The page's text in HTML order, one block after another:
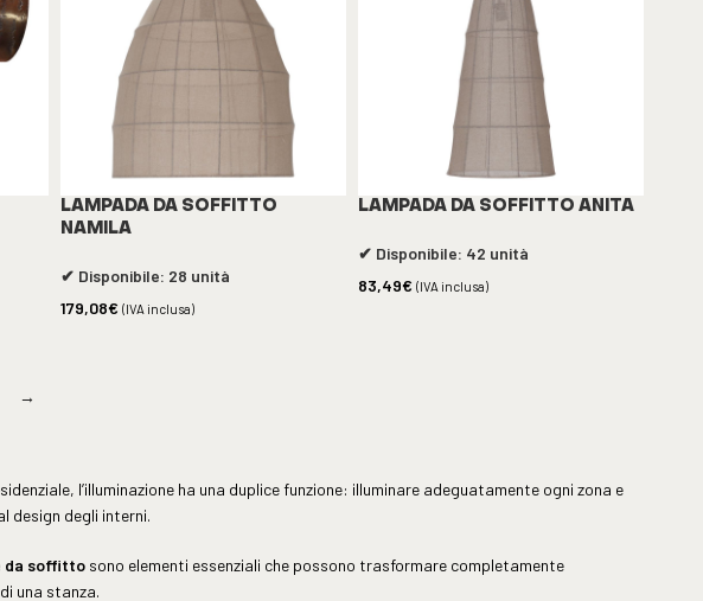
LAMPADA DA SOFFITTO
NAMILA
✔ Disponibile: 28 unità
179,08€ (IVA inclusa)
LAMPADA DA SOFFITTO ANITA
✔ Disponibile: 42 unità
83,49€ (IVA inclusa)
→
l’illuminazione ha una duplice funzione: illuminare adeguatamente ogni zona e
design degli interni.
da soffittosono elementi essenziali che possono trasformare completamente
una stanza.